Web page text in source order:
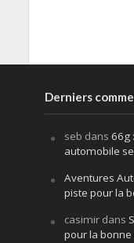
Derniers
seb dans 66g
automobile
Aventures
piste pour la
casimirdans
pour la bonne